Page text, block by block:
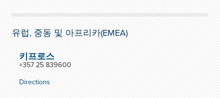
유럽, 중동 및 아프리카(EMEA)
키프로스
+357 25 839600
Directions